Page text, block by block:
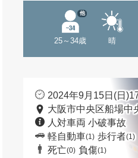
25～34歳
他
晴
2024年9月15日(日
大阪市中央区船場中
人対車両 小破事故
軽自動車(1) 歩行者(1)
死亡(0) 負傷(1)